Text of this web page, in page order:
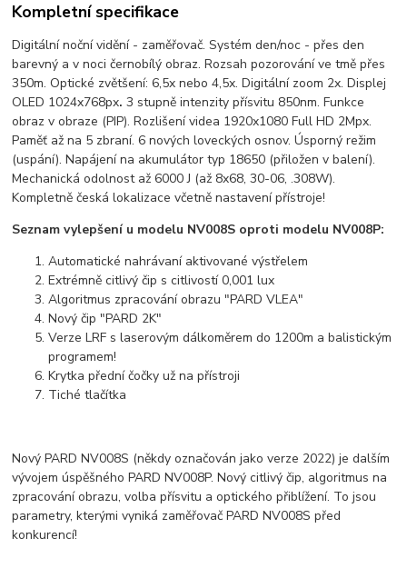
Kompletní specifikace
Digitální noční vidění - zaměřovač. Systém den/noc - přes den
barevný a v noci černobílý obraz. Rozsah pozorování ve tmě přes
350m. Optické zvětšení: 6,5x nebo 4,5x. Digitální zoom 2x. Displej
OLED 1024x768px.3 stupně intenzity přísvitu 850nm. Funkce
obraz v obraze (PIP). Rozlišení videa 1920x1080 Full HD 2Mpx.
Paměť až na 5 zbraní. 6 nových loveckých osnov. Úsporný režim
(uspání). Napájení na akumulátor typ 18650 (přiložen v balení).
Mechanická odolnost až 6000 J (až 8x68, 30-06, .308W).
Kompletně česká lokalizace včetně nastavení přístroje!
Seznam vylepšení u modelu NV008S oproti modelu NV008P:
Automatické nahrávaní aktivované výstřelem
Extrémně citlivý čip s citlivostí 0,001 lux
Algoritmus zpracování obrazu "PARD VLEA"
Nový čip "PARD 2K"
Verze LRF s laserovým dálkoměrem do 1200m a balistickým
programem!
Krytka přední čočky už na přístroji
Tiché tlačítka
Nový PARD NV008S (někdy označován jako verze 2022) je dalším
vývojem úspěšného PARD NV008P. Nový citlivý čip, algoritmus na
zpracování obrazu, volba přísvitu a optického přiblížení. To jsou
parametry, kterými vyniká zaměřovač PARD NV008S před
konkurencí!